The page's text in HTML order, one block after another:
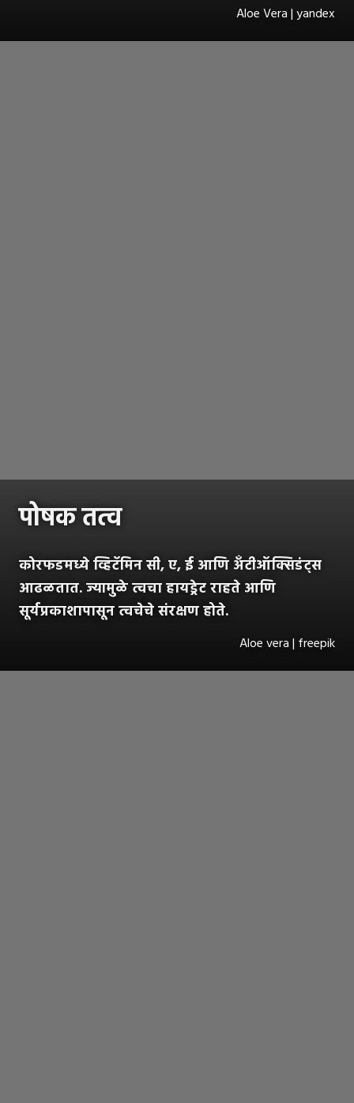
Aloe Vera | yandex
पोषक तत्व
कोरफडमध्ये व्हिटॅमिन सी, ए, ई आणि अँटीऑक्सिडंट्स
आढळतात. ज्यामुळे त्वचा हायड्रेट राहते आणि
सूर्यप्रकाशापासून त्वचेचे संरक्षण होते.
Aloe vera | freepik